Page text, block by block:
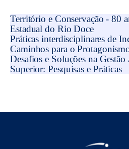
Território e Conservação - 80
Estadual do Rio Doce
Práticas interdisciplinares de
Caminhos para o
Desafios e Soluções na
Superior: Pesquisas e Práticas